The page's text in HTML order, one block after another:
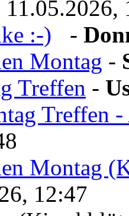
11.05.2026,
:-)
-
Montag -
Treffen -
Treffen
Montag
12:47